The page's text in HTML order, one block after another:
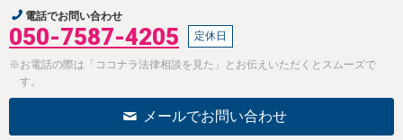
電話でお問い合わせ
050-7587-4205 定休日
※お電話の際は「ココナラ法律相談を見た」とお伝えいただくとスムーズで
す。
メールでお問い合わせ